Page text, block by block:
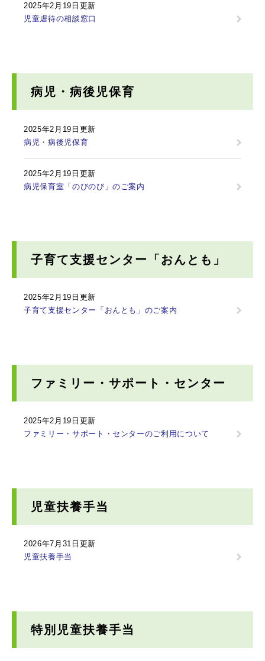
2025年2月19日更新
児童虐待の相談窓口
病児・病後児保育
2025年2月19日更新
病児・病後児保育
2025年2月19日更新
病児保育室「のびのび」のご案内
子育て支援センター「おんとも」
2025年2月19日更新
子育て支援センター「おんとも」のご案内
ファミリー・サポート・センター
2025年2月19日更新
ファミリー・サポート・センターのご利用について
児童扶養手当
2026年7月31日更新
児童扶養手当
特別児童扶養手当